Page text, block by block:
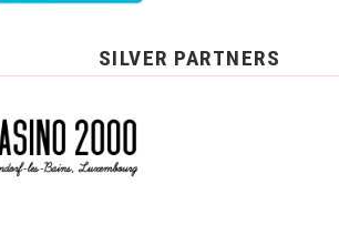
SILVER PARTNERS